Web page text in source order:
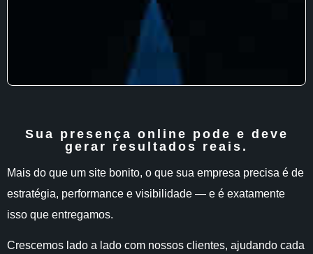
Sua presença online pode e deve
gerar resultados reais.
Mais do que um site bonito, o que sua empresa precisa é de
estratégia, performance e visibilidade — e é exatamente
isso que entregamos.
Crescemos lado a lado com nossos clientes, ajudando cada